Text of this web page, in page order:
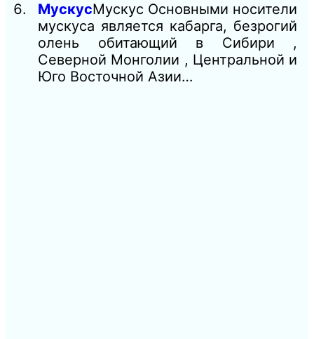
МускусМускус Основными носители
мускуса является кабарга, безрогий
олень обитающий в Сибири ,
Северной Монголии , Центральной и
Юго Восточной Азии…